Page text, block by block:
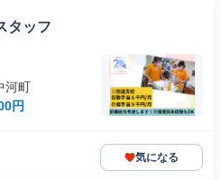
タッフ
河町
円
気になる